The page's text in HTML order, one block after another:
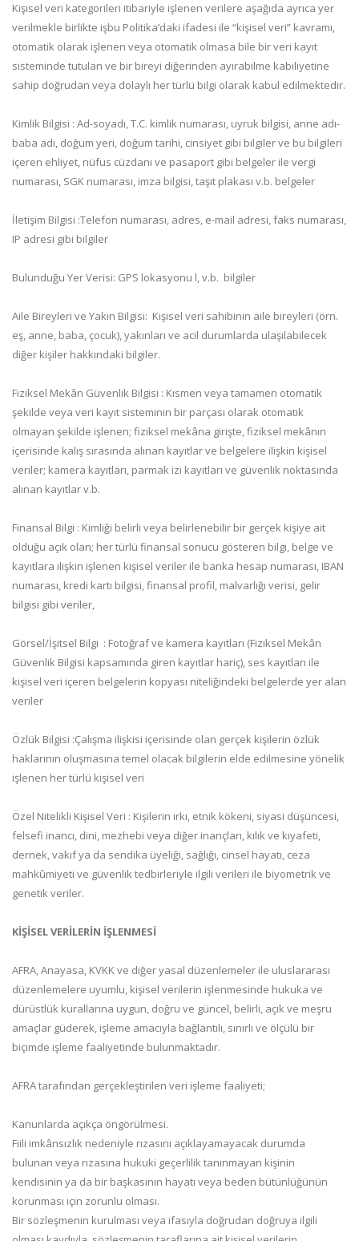
Kişisel veri kategorileri itibariyle işlenen verilere aşağıda ayrıca yer
verilmekle birlikte işbu Politika’daki ifadesi ile “kişisel veri” kavramı,
otomatik olarak işlenen veya otomatik olmasa bile bir veri kayıt
sisteminde tutulan ve bir bireyi diğerinden ayırabilme kabiliyetine
sahip doğrudan veya dolaylı her türlü bilgi olarak kabul edilmektedir.
Kimlik Bilgisi : Ad-soyadı, T.C. kimlik numarası, uyruk bilgisi, anne adı-
baba adı, doğum yeri, doğum tarihi, cinsiyet gibi bilgiler ve bu bilgileri
içeren ehliyet, nüfus cüzdanı ve pasaport gibi belgeler ile vergi
numarası, SGK numarası, imza bilgisi, taşıt plakası v.b. belgeler
İletişim Bilgisi :Telefon numarası, adres, e-mail adresi, faks numarası,
IP adresi gibi bilgiler
Bulunduğu Yer Verisi: GPS lokasyonu l, v.b. bilgiler
Aile Bireyleri ve Yakın Bilgisi: Kişisel veri sahibinin aile bireyleri (örn.
eş, anne, baba, çocuk), yakınları ve acil durumlarda ulaşılabilecek
diğer kişiler hakkındaki bilgiler.
Fiziksel Mekân Güvenlik Bilgisi : Kısmen veya tamamen otomatik
şekilde veya veri kayıt sisteminin bir parçası olarak otomatik
olmayan şekilde işlenen; fiziksel mekâna girişte, fiziksel mekânın
içerisinde kalış sırasında alınan kayıtlar ve belgelere ilişkin kişisel
veriler; kamera kayıtları, parmak izi kayıtları ve güvenlik noktasında
alınan kayıtlar v.b.
Finansal Bilgi : Kimliği belirli veya belirlenebilir bir gerçek kişiye ait
olduğu açık olan; her türlü finansal sonucu gösteren bilgi, belge ve
kayıtlara ilişkin işlenen kişisel veriler ile banka hesap numarası, IBAN
numarası, kredi kartı bilgisi, finansal profil, malvarlığı verisi, gelir
bilgisi gibi veriler,
Görsel/İşitsel Bilgi : Fotoğraf ve kamera kayıtları (Fiziksel Mekân
Güvenlik Bilgisi kapsamında giren kayıtlar hariç), ses kayıtları ile
kişisel veri içeren belgelerin kopyası niteliğindeki belgelerde yer alan
veriler
Özlük Bilgisi :Çalışma ilişkisi içerisinde olan gerçek kişilerin özlük
haklarının oluşmasına temel olacak bilgilerin elde edilmesine yönelik
işlenen her türlü kişisel veri
Özel Nitelikli Kişisel Veri : Kişilerin ırkı, etnik kökeni, siyasi düşüncesi,
felsefi inancı, dini, mezhebi veya diğer inançları, kılık ve kıyafeti,
dernek, vakıf ya da sendika üyeliği, sağlığı, cinsel hayatı, ceza
mahkûmiyeti ve güvenlik tedbirleriyle ilgili verileri ile biyometrik ve
genetik veriler.
KİŞİSEL VERİLERİN İŞLENMESİ
AFRA, Anayasa, KVKK ve diğer yasal düzenlemeler ile uluslararası
düzenlemelere uyumlu, kişisel verilerin işlenmesinde hukuka ve
dürüstlük kurallarına uygun, doğru ve güncel, belirli, açık ve meşru
amaçlar güderek, işleme amacıyla bağlantılı, sınırlı ve ölçülü bir
biçimde işleme faaliyetinde bulunmaktadır.
AFRA tarafından gerçekleştirilen veri işleme faaliyeti;
Kanunlarda açıkça öngörülmesi.
Fiili imkânsızlık nedeniyle rızasını açıklayamayacak durumda
bulunan veya rızasına hukuki geçerlilik tanınmayan kişinin
kendisinin ya da bir başkasının hayatı veya beden bütünlüğünün
korunması için zorunlu olması.
Bir sözleşmenin kurulması veya ifasıyla doğrudan doğruya ilgili